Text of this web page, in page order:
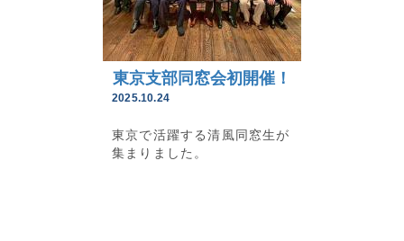
東京支部同窓会初開催！
2025.10.24
東京で活躍する清風同窓生が
集まりました。